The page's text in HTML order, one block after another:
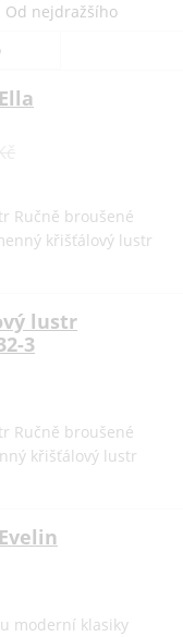
Od nejdražšího
Ručně broušené
křišťálový lustr
lustr
3
Ručně broušené
křišťálový lustr
moderní klasiky